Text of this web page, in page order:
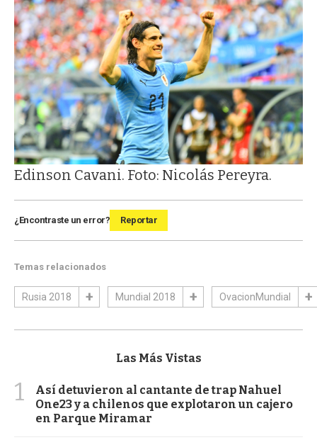
Edinson Cavani. Foto: Nicolás Pereyra.
¿Encontraste un error? Reportar
Temas relacionados
Rusia 2018 Mundial 2018 OvacionMundial
Las Más Vistas
1
Así detuvieron al cantante de trap Nahuel
One23 y a chilenos que explotaron un cajero
en Parque Miramar